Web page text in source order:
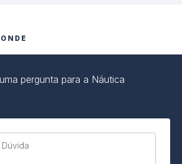
pergunta para a Náutica